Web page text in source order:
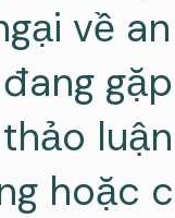
về
hoặc